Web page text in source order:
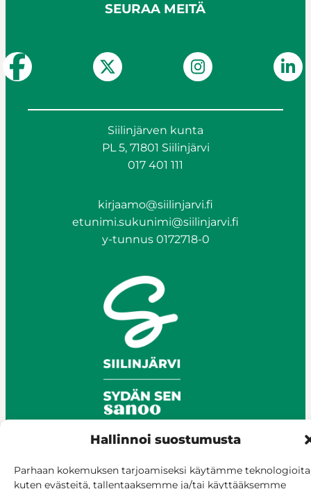
Hallinnoi suostumusta
Parhaan kokemuksen tarjoamiseksi käytämme
kuten evästeitä, tallentaaksemme ja/tai käyttääksemme
SEURAA MEITÄ
Siilinjärven kunta
PL 5, 71801 Siilinjärvi
017 401 111
kirjaamo@siilinjarvi.fi
etunimi.sukunimi@siilinjarvi.fi
y-tunnus 0172718-0
© Siilinjärvi 2025